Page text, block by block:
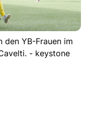
den YB-Frauen im
- keystone